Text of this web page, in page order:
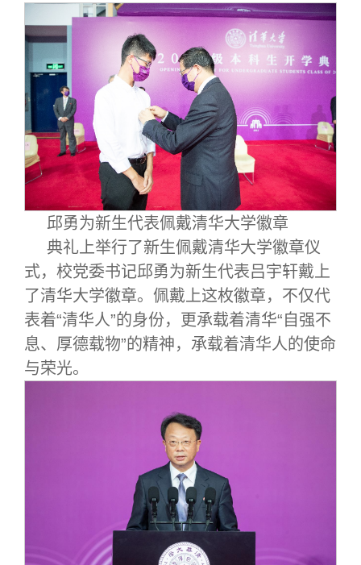
邱勇为新生代表佩戴清华大学徽章
典礼上举行了新生佩戴清华大学徽章仪
式，校党委书记邱勇为新生代表吕宇轩戴上
了清华大学徽章。佩戴上这枚徽章，不仅代
表着“清华人”的身份，更承载着清华“自强不
息、厚德载物”的精神，承载着清华人的使命
与荣光。